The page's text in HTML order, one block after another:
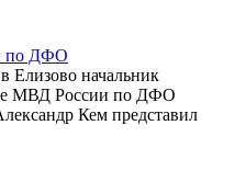
по ДФО
Елизово начальник
МВД России по ДФО
Кем представил